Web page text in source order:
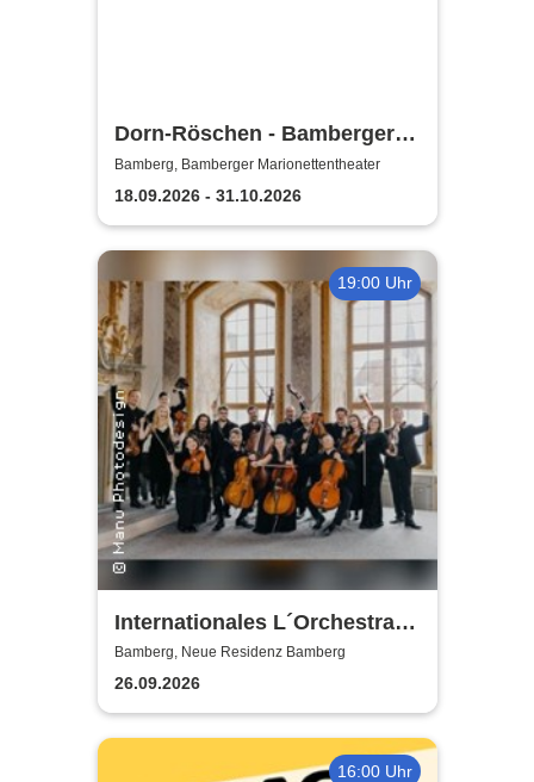
Dorn-Röschen - Bamberger
Marionettentheater
Bamberg, Bamberger Marionettentheater
18.09.2026 - 31.10.2026
19:00 Uhr
Internationales L´Orchestra I
Sedici
Bamberg, Neue Residenz Bamberg
26.09.2026
16:00 Uhr